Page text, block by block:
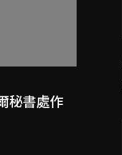
秘書處作